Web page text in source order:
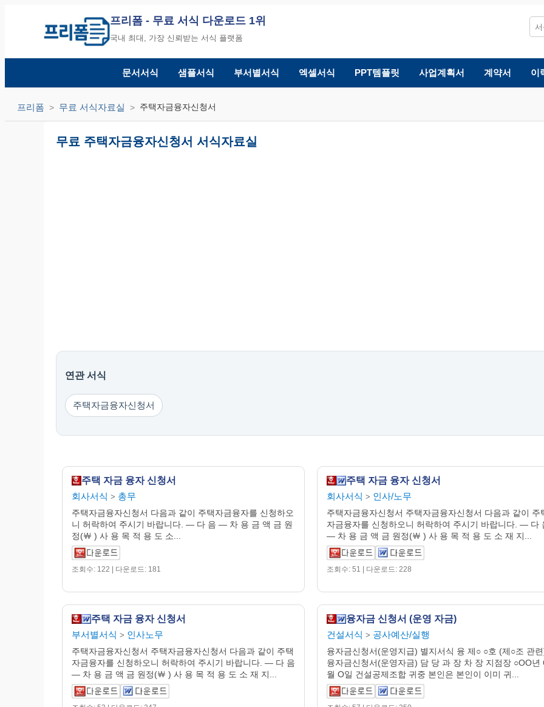
프리폼 - 무료 서식 다운로드 1위
국내 최대, 가장 신뢰받는 서식 플랫폼
문서서식 샘플서식 부서별서식 엑셀서식 PPT템플릿 사업계획서 계약서 이
프리폼 무료 서식자료실 주택자금융자신청서
무료 주택자금융자신청서 서식자료실
연관 서식
주택자금융자신청서
주택 자금 융자 신청서
회사서식 > 총무
주택자금융자신청서 다음과 같이 주택자금융자를 신청하오
니 허락하여 주시기 바랍니다. ― 다 음 ― 차 용 금 액 금 원
정(￦ ) 사 용 목 적 용 도 소...
조회수: 122 | 다운로드: 181
주택 자금 융자 신청서
회사서식 > 인사/노무
주택자금융자신청서 주택자금융자신청서 다음과 같이 주
자금융자를 신청하오니 허락하여 주시기 바랍니다. ― 다
― 차 용 금 액 금 원정(￦ ) 사 용 목 적 용 도 소 재 지...
조회수: 51 | 다운로드: 228
주택 자금 융자 신청서
부서별서식 > 인사노무
주택자금융자신청서 주택자금융자신청서 다음과 같이 주택
자금융자를 신청하오니 허락하여 주시기 바랍니다. ― 다 음
― 차 용 금 액 금 원정(￦ ) 사 용 목 적 용 도 소 재 지...
융자금 신청서 (운영 자금)
건설서식 > 공사예산/실행
융자금신청서(운영지급) 별지서식 융 제○ ○호 (제○조 관
융자금신청서(운영자금) 담 당 과 장 차 장 지점장 ○OO년
월 O일 건설공제조합 귀중 본인은 본인이 이미 귀...